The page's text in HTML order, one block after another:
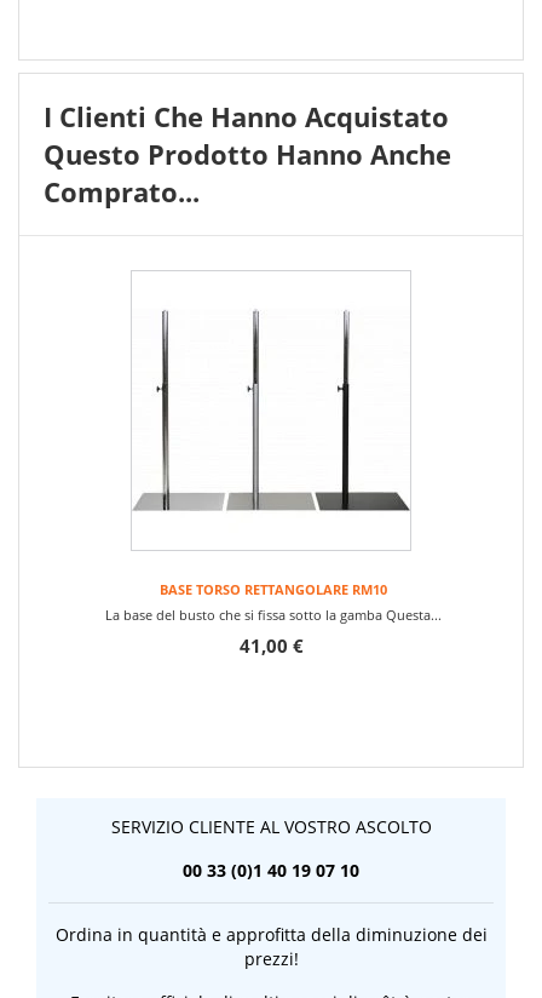
I Clienti Che Hanno Acquistato
Questo Prodotto Hanno Anche
Comprato...
BASE TORSO RETTANGOLARE RM10
La base del busto che si fissa sotto la gamba Questa...
41,00 €
SERVIZIO CLIENTE AL VOSTRO ASCOLTO
00 33 (0)1 40 19 07 10
Ordina in quantità e approfitta della diminuzione dei
prezzi!